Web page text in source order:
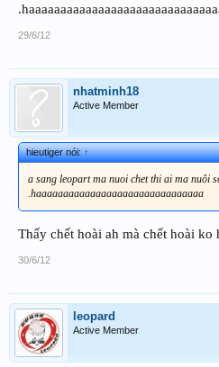
29/6/12
nhatminh18
Active Member
hieutiger nói:↑
a sang leopart ma nuoi chet thi ai ma nuôi
.haaaaaaaaaaaaaaaaaaaaaaaaaaaaaaa
Thấy chết hoài ah mà chết hoài ko
30/6/12
leopard
Active Member